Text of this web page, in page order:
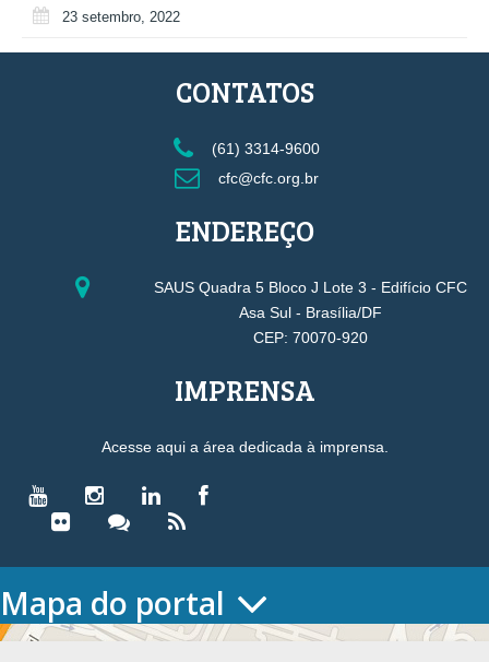
23 setembro, 2022
CONTATOS
(61) 3314-9600
cfc@cfc.org.br
ENDEREÇO
SAUS Quadra 5 Bloco J Lote 3 - Edifício CFC
Asa Sul - Brasília/DF
CEP: 70070-920
IMPRENSA
Acesse aqui a área dedicada à imprensa.
Mapa do portal
HOME